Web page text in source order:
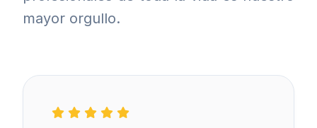
mayor orgullo.